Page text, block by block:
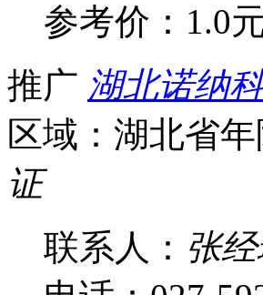
参考价： 1.0
推广 湖北诺纳
区域：湖北省年
证
联系人： 张